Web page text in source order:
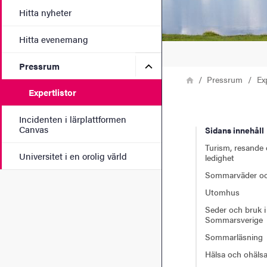
Hitta nyheter
Hitta evenemang
Pressrum Undermeny för Pressrum
Expertlistor
Incidenten i lärplattformen
Canvas
Universitet i en orolig värld
LänkstigHemPressrum
Sidans innehåll
Turism, resande
ledighet
Sommarväder
Utomhus
Seder och bruk i
Sommarsverige
Sommarläsning
Hälsa och ohälsa